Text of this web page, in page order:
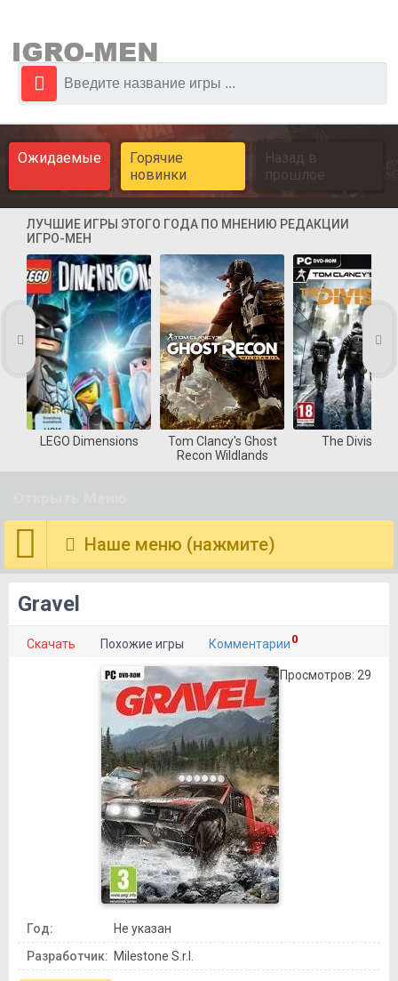
Ожидаемые
Горячие
новинки
Назад в
прошлое
ЛУЧШИЕ ИГРЫ ЭТОГО ГОДА ПО МНЕНИЮ РЕДАКЦИИ
ИГРО-МЕН
LEGO Dimensions
Tom Clancy's Ghost
Recon Wildlands
The Division
Наше меню (нажмите)
Gravel
Скачать Похожие игры Комментарии 0
Просмотров: 29
Год:
Не указан
Разработчик: Milestone S.r.l.